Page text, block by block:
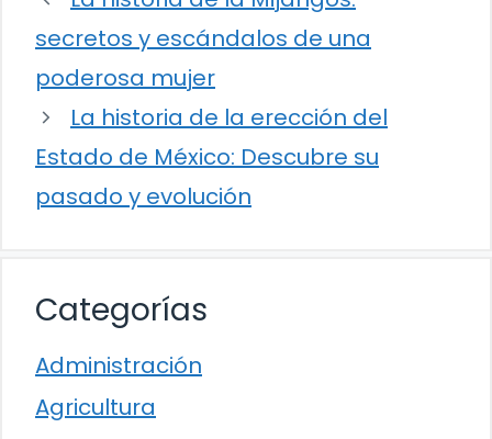
secretos y escándalos de una
poderosa mujer
La historia de la erección del
Estado de México: Descubre su
pasado y evolución
Categorías
Administración
Agricultura